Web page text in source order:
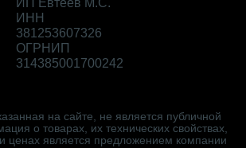
ИП Евтеев М.С.
ИНН
381253607326
ОГРНИП
314385001700242
на сайте, не является публичной
о товарах, их технических свойствах,
и ценах является предложением компании